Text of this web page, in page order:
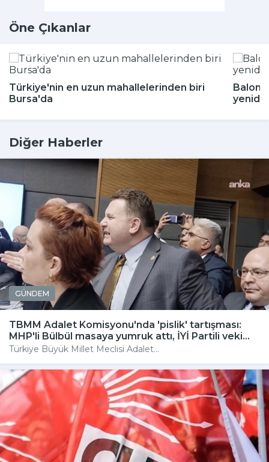
Öne Çıkanlar
Türkiye'nin en uzun mahallelerinden biri
Bursa'da
Balon
Diğer Haberler
GÜNDEM
TBMM Adalet Komisyonu'nda 'pislik' tartışması:
MHP'li Bülbül masaya yumruk attı, İYİ Partili veki...
Türkiye Büyük Millet Meclisi Adalet...